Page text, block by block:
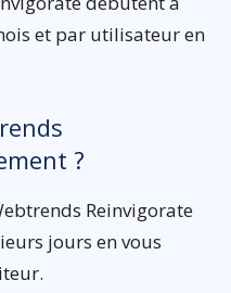
et par utilisateur en
?
Reinvigorate
jours en vous